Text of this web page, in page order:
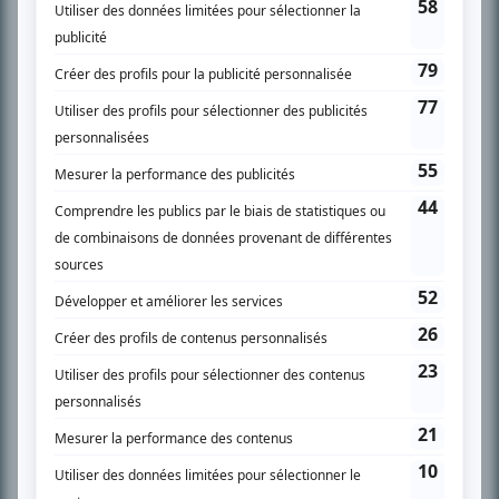
SUR LE RÉSEAU BIZZ MÉDIA
PLAN DU SITE
Accueil
Liste des oeuvres
Recherche avancée
À propos
Nous contacter
Termes et conditions
Politique de confidentialité
Gestion du consentement